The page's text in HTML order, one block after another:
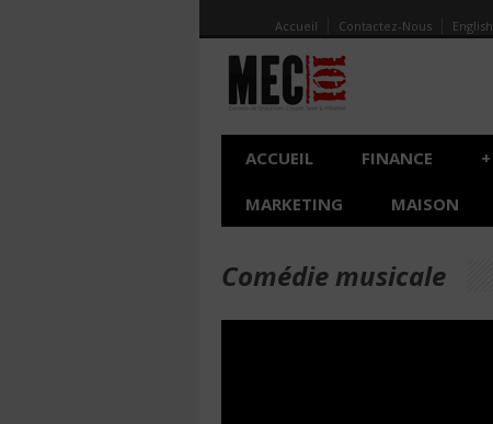
Accueil Contactez-Nous English
ACCUEIL FINANCE +
MARKETING MAISON
Comédie musicale